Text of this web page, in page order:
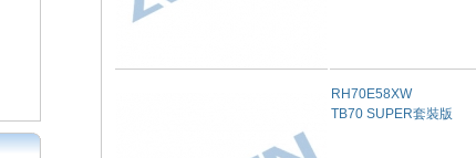
RH70E58XW
TB70 SUPER套裝版